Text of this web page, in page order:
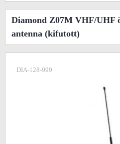
Diamond Z07M VHF/UHF
antenna (kifutott)
DIA-128-999